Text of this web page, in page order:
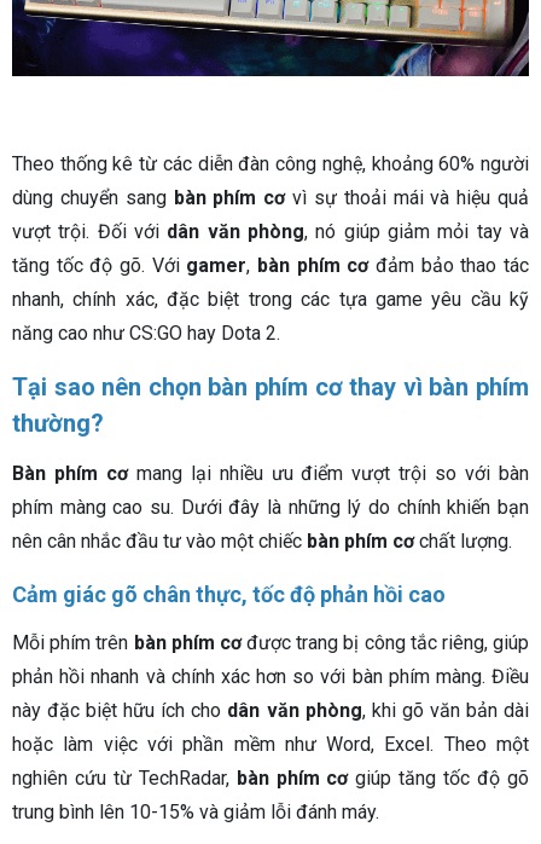
Theo thống kê từ các diễn đàn công nghệ, khoảng 60% người
dùng chuyển sang bàn phím cơvì sự thoải mái và hiệu quả
vượt trội. Đối với dân văn phòng, nó giúp giảm mỏi tay và
tăng tốc độ gõ. Với gamer, bàn phím cơđảm bảo thao tác
nhanh, chính xác, đặc biệt trong các tựa game yêu cầu kỹ
năng cao như CS:GO hay Dota 2.
Tại sao nên chọn bàn phím cơ thay vì bàn phím
thường?
Bàn phím cơmang lại nhiều ưu điểm vượt trội so với bàn
phím màng cao su. Dưới đây là những lý do chính khiến bạn
nên cân nhắc đầu tư vào một chiếc bàn phím cơchất lượng.
Cảm giác gõ chân thực, tốc độ phản hồi cao
Mỗi phím trên bàn phím cơđược trang bị công tắc riêng, giúp
phản hồi nhanh và chính xác hơn so với bàn phím màng. Điều
này đặc biệt hữu ích cho dân văn phòng, khi gõ văn bản dài
hoặc làm việc với phần mềm như Word, Excel. Theo một
nghiên cứu từ TechRadar, bàn phím cơgiúp tăng tốc độ gõ
trung bình lên 10-15% và giảm lỗi đánh máy.